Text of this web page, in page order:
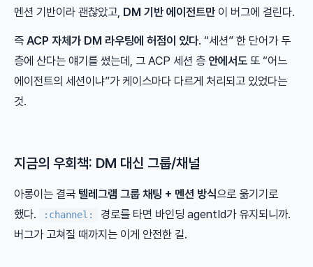
멘션 기반이라 괜찮았고, DM 기반 에이전트만 이 버그에 걸린다.
즉 ACP 자체가 DM 라우팅에 허점이 있다. “세션” 한 단어가 두
층에 산다는 얘기를 썼는데, 그 ACP 세션 층 안에서도 또 “어느
에이전트의 세션이냐”가 케이스마다 다르게 처리되고 있었다는
것.
지금의 우회책: DM 대신 그룹/채널
아롱이는 결국 텔레그램 그룹 채팅 + 멘션 방식으로 옮기기로
했다.
:channel:
경로를 타면 바인딩 agentId가 유지되니까.
버그가 고쳐질 때까지는 이게 안전한 길.